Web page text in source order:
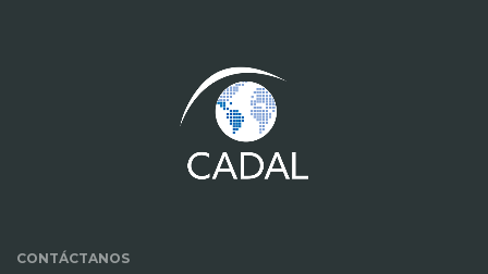
CONTÁCTANOS